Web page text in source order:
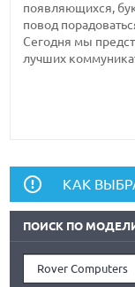
появляющихся,
повод
Сегодня мы
лучших
КАК
ПОИСК ПО
Rover Computers